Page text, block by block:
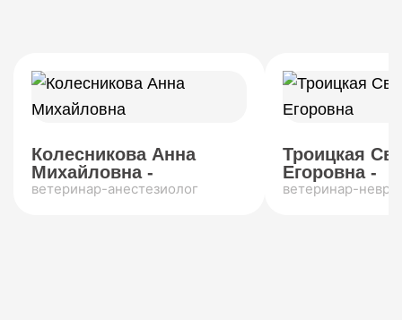
Колесникова Анна
Михайловна -
ветеринар-анестезиолог
Троицкая
Егоровна -
ветеринар-